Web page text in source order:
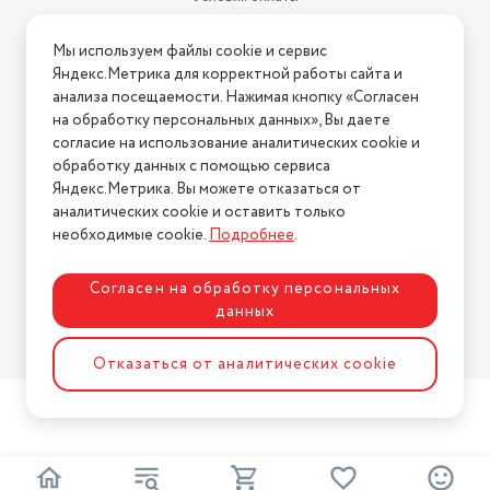
увлажнитель воздуха
Особенности
индикация работы,
регулировка скорости
вентилятора/интенсивности
испарения
Производитель
Accesstyle
Условия возврата
Нашли ошибку на сайте? Напишите нам
2026 © Интернет-магазин "АстМаркет". У нас есть всё!
Политика конфиденциальности
Разработка сайтаASTDESIGN
Мы используем файлы cookie и сервис
Яндекс.Метрика для корректной работы сайта и
анализа посещаемости. Нажимая кнопку «Согласен
на обработку персональных данных», Вы даете
согласие на использование аналитических cookie и
обработку данных с помощью сервиса
Яндекс.Метрика. Вы можете отказаться от
аналитических cookie и оставить только
необходимые cookie.Подробнее.
Согласен на обработку персональных
данных
Отказаться от аналитических cookie